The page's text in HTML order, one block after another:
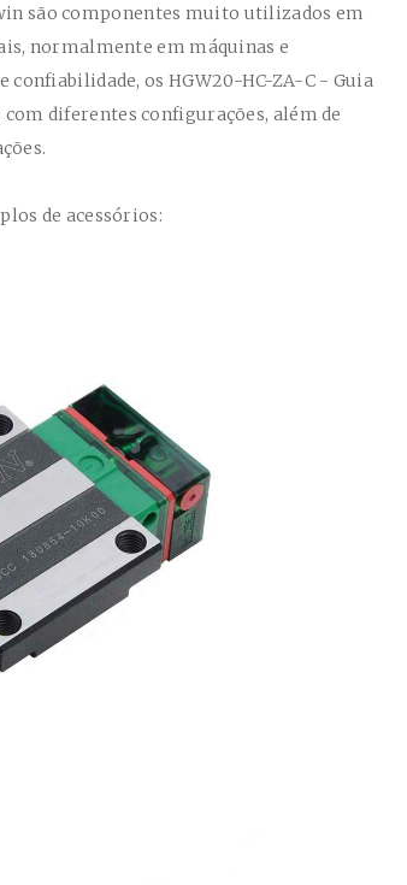
são componentes muito utilizados em
normalmente em máquinas e
confiabilidade, os HGW20-HC-ZA-C- Guia
diferentes configurações, além de
de acessórios: